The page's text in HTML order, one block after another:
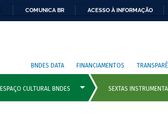
COMUNICA BR ACESSO À INFORMAÇÃO
BNDES DATA FINANCIAMENTOS